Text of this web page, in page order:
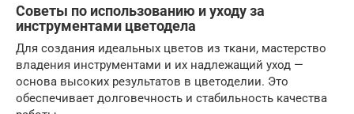
Советы по использованию и уходу за
инструментами цветодела
Для создания идеальных цветов из ткани, мастерство
владения инструментами и их надлежащий уход —
основа высоких результатов в цветоделии. Это
обеспечивает долговечность и стабильность качества